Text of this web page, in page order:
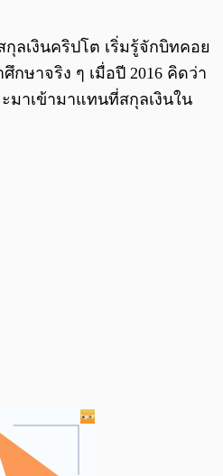
ลเงินคริปโต เริ่มรู้จักบิทคอย
กษาจริง ๆ เมื่อปี 2016 คิดว่า
มาเข้ามาแทนที่สกุลเงินใน